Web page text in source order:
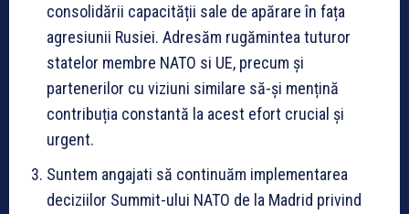
consolidării capacității sale de apărare în fața
agresiunii Rusiei. Adresăm rugămintea tuturor
statelor membre NATO si UE, precum și
partenerilor cu viziuni similare să-și mențină
contribuția constantă la acest efort crucial și
urgent.
Suntem angajati să continuăm implementarea
deciziilor Summit-ului NATO de la Madrid privind